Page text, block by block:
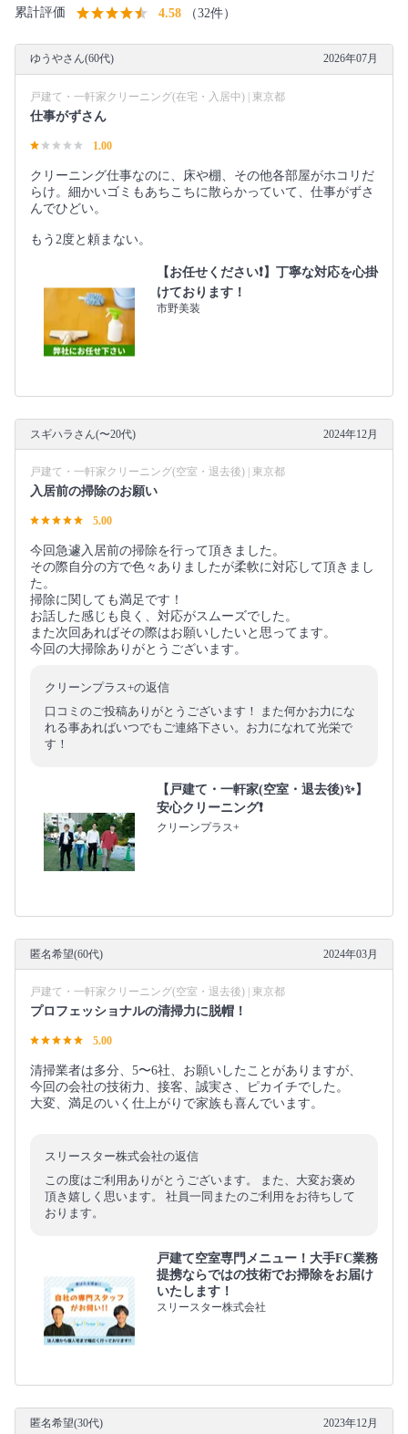
累計評価 4.58 （32件）
ゆうやさん(60代) 2026年07月
戸建て・一軒家クリーニング(在宅・入居中) | 東京都
仕事がずさん
1.00
クリーニング仕事なのに、床や棚、その他各部屋がホコリだ
らけ。細かいゴミもあちこちに散らかっていて、仕事がずさ
んでひどい。
もう2度と頼まない。
【お任せください❗️】丁寧な対応を心掛
けております！
市野美装
スギハラさん(〜20代) 2024年12月
戸建て・一軒家クリーニング(空室・退去後) | 東京都
入居前の掃除のお願い
5.00
今回急遽入居前の掃除を行って頂きました。
その際自分の方で色々ありましたが柔軟に対応して頂きまし
た。
掃除に関しても満足です！
お話した感じも良く、対応がスムーズでした。
また次回あればその際はお願いしたいと思ってます。
今回の大掃除ありがとうございます。
クリーンプラス+の返信
口コミのご投稿ありがとうございます！ また何かお力にな
れる事あればいつでもご連絡下さい。お力になれて光栄で
す！
【戸建て・一軒家(空室・退去後)✨】
安心クリーニング❗️
クリーンプラス+
匿名希望(60代) 2024年03月
戸建て・一軒家クリーニング(空室・退去後) | 東京都
プロフェッショナルの清掃力に脱帽！
5.00
清掃業者は多分、5〜6社、お願いしたことがありますが、
今回の会社の技術力、接客、誠実さ、ピカイチでした。
大変、満足のいく仕上がりで家族も喜んでいます。
スリースター株式会社の返信
この度はご利用ありがとうございます。 また、大変お褒め
頂き嬉しく思います。 社員一同またのご利用をお待ちして
おります。
戸建て空室専門メニュー！大手FC業務
提携ならではの技術でお掃除をお届け
いたします！
スリースター株式会社
匿名希望(30代) 2023年12月